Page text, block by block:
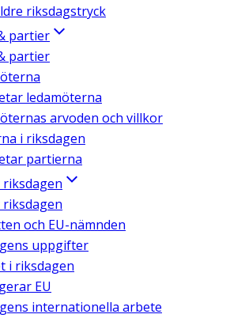
riksdagstryck
partier
partier
ledamöterna
arvoden och villkor
i riksdagen
partierna
och EU-nämnden
uppgifter
i riksdagen
EU
internationella arbete